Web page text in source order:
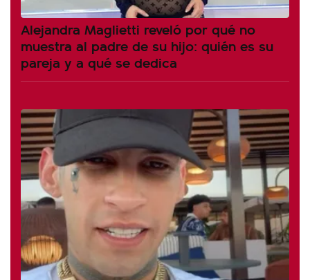
Alejandra Maglietti reveló por qué no
muestra al padre de su hijo: quién es su
pareja y a qué se dedica